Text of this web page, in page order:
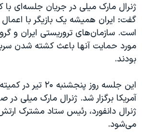
تریبونال مردمی آبان ۹۸
دادگاه حمید نوری
چهل سال گروگان‌گیری
اعتراضات مردمی آبان ۹۸
اسرائیل در جنگ
نرگس محمدی برنده جایزه نوبل صلح
ژنرال مارک میلی در جریان جلسه‌ای با
گفت: ایران همیشه یک بازیگر با اعمال
است. سازمان‌های تروریستی ایران و
مورد حمایت آنها باعث کشته شدن
بودند.
این جلسه روز
آمریکا برگزار شد. ژنرال مارک میلی در
ژنرال دانفورد، رئیس ستاد مشترک
می‌شود.